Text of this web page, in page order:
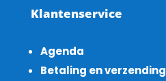
Klantenservice
Agenda
Betaling en verzending